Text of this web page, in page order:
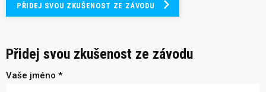
PŘIDEJ SVOU ZKUŠENOST ZE ZÁVODU
Přidej svou zkušenost ze závodu
Vaše jméno *